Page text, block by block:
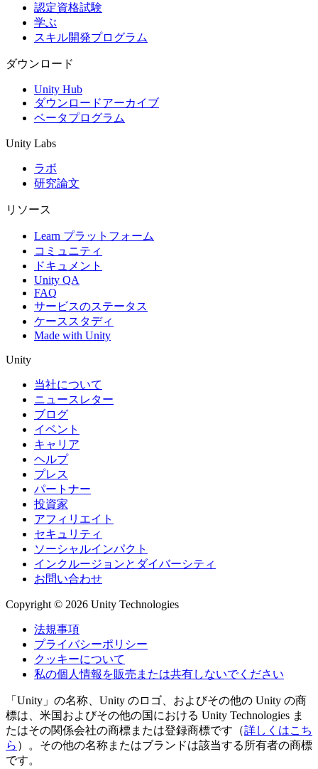
認定資格試験
学ぶ
スキル開発プログラム
ダウンロード
Unity Hub
ダウンロードアーカイブ
ベータプログラム
Unity Labs
ラボ
研究論文
リソース
Learn プラットフォーム
コミュニティ
ドキュメント
Unity QA
FAQ
サービスのステータス
ケーススタディ
Made with Unity
Unity
当社について
ニュースレター
ブログ
イベント
キャリア
ヘルプ
プレス
パートナー
投資家
アフィリエイト
セキュリティ
ソーシャルインパクト
インクルージョンとダイバーシティ
お問い合わせ
Copyright © 2026 Unity Technologies
法規事項
プライバシーポリシー
クッキーについて
私の個人情報を販売または共有しないでください
「Unity」の名称、Unity のロゴ、およびその他の Unity の商
標は、米国およびその他の国における Unity Technologies ま
たはその関係会社の商標または登録商標です（詳しくはこち
ら ）。その他の名称またはブランドは該当する所有者の商標
です。